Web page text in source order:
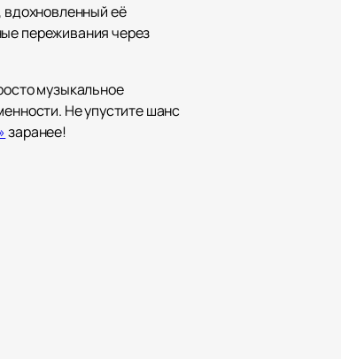
вдохновленный её
переживания через
музыкальное
Не упустите шанс
заранее!